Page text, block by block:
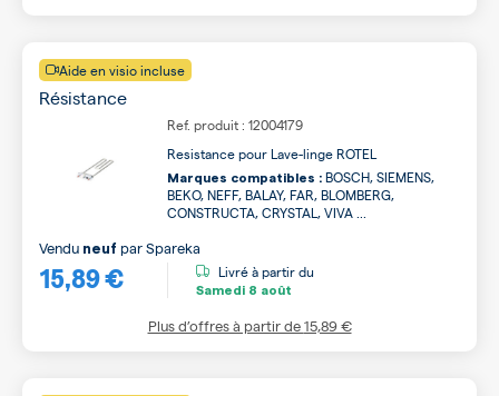
Aide en visio incluse
Résistance
Ref. produit : 12004179
Resistance pour Lave-linge ROTEL
Marques compatibles : BOSCH, SIEMENS,
BEKO, NEFF, BALAY, FAR, BLOMBERG,
CONSTRUCTA, CRYSTAL, VIVA ...
15,89 €
Vendu neuf parSpareka
Livré à partir du
Samedi 8 août
Plus d’offres à partir de15,89 €